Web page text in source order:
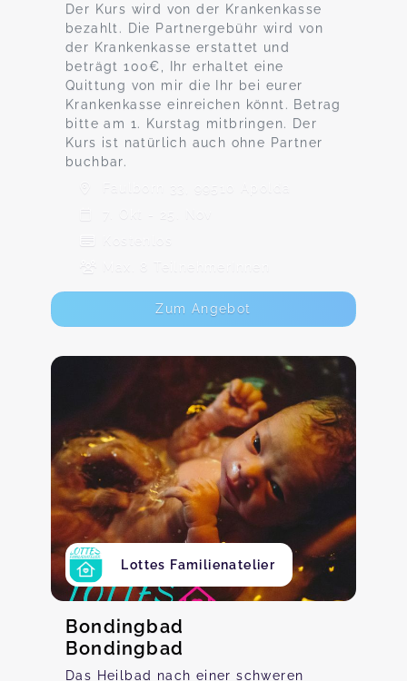
Der Kurs wird von der Krankenkasse
bezahlt. Die Partnergebühr wird von
der Krankenkasse erstattet und
beträgt 100€, Ihr erhaltet eine
Quittung von mir die Ihr bei eurer
Krankenkasse einreichen könnt. Betrag
bitte am 1. Kurstag mitbringen. Der
Kurs ist natürlich auch ohne Partner
buchbar.
Faulborn 33, 99510 Apolda
7. Okt - 25. Nov
Max. 8 TeilnehmerInnen
Zum Angebot
Lottes Familienatelier
Bondingbad
Bondingbad
Das Heilbad nach einer schweren